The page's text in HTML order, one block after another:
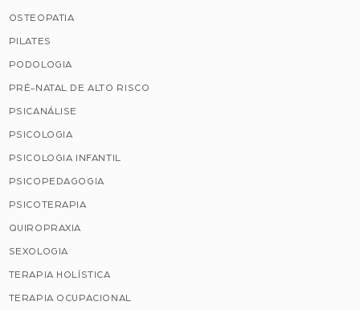
OSTEOPATIA
PILATES
PODOLOGIA
PRÉ-NATAL DE ALTO RISCO
PSICANÁLISE
PSICOLOGIA
PSICOLOGIA INFANTIL
PSICOPEDAGOGIA
PSICOTERAPIA
QUIROPRAXIA
SEXOLOGIA
TERAPIA HOLÍSTICA
TERAPIA OCUPACIONAL